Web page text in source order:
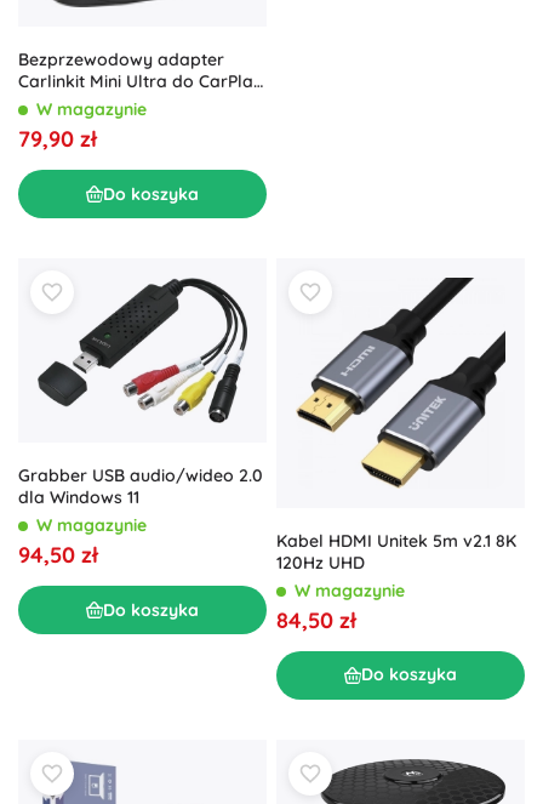
Bezprzewodowy adapter
Carlinkit Mini Ultra do CarPlay
i Android Auto
W magazynie
79,90 zł
Do koszyka
Grabber USB audio/wideo 2.0
dla Windows 11
W magazynie
94,50 zł
Do koszyka
Kabel HDMI Unitek 5m v2.1 8K
120Hz UHD
W magazynie
84,50 zł
Do koszyka